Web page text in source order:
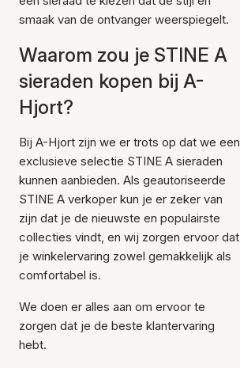
smaak van de ontvanger weerspiegelt.
Waarom zou je STINE A
sieraden kopen bij A-
Hjort?
Bij A-Hjort zijn we er trots op dat we een
exclusieve selectie STINE A sieraden
kunnen aanbieden. Als geautoriseerde
STINE A verkoper kun je er zeker van
zijn dat je de nieuwste en populairste
collecties vindt, en wij zorgen ervoor dat
je winkelervaring zowel gemakkelijk als
comfortabel is.
We doen er alles aan om ervoor te
zorgen dat je de beste klantervaring
hebt.